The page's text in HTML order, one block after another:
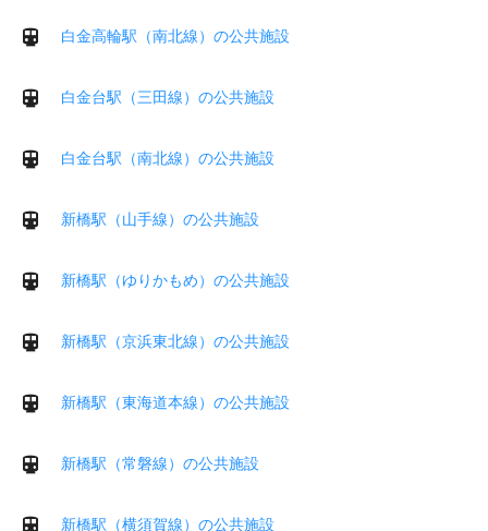
白金高輪駅（南北線）の公共施設
白金台駅（三田線）の公共施設
白金台駅（南北線）の公共施設
新橋駅（山手線）の公共施設
新橋駅（ゆりかもめ）の公共施設
新橋駅（京浜東北線）の公共施設
新橋駅（東海道本線）の公共施設
新橋駅（常磐線）の公共施設
新橋駅（横須賀線）の公共施設